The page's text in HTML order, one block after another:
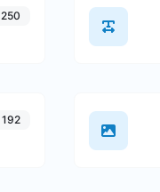
250
192